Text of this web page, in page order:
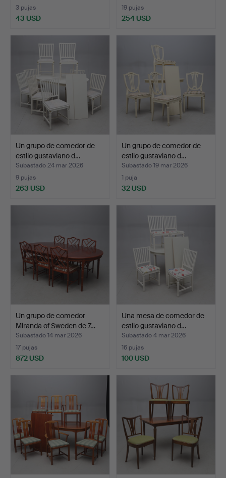
3 pujas
43 USD
19 pujas
254 USD
Un grupo de comedor de
estilo gustaviano d…
Subastado 24 mar 2026
9 pujas
263 USD
Un grupo de comedor de
estilo gustaviano d…
Subastado 19 mar 2026
1 puja
32 USD
Un grupo de comedor
Miranda of Sweden de 7…
Subastado 14 mar 2026
17 pujas
872 USD
Una mesa de comedor de
estilo gustaviano d…
Subastado 4 mar 2026
16 pujas
100 USD